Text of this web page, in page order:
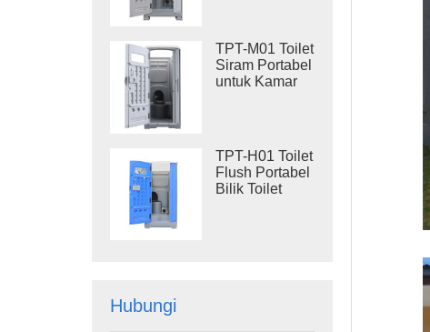
TPT-M01 Toilet
Siram Portabel
untuk Kamar
TPT-H01 Toilet
Flush Portabel
Bilik Toilet
Hubungi